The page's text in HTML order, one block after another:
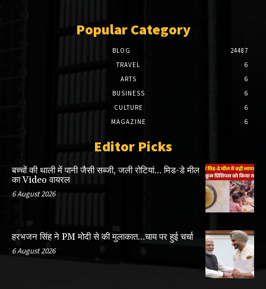
Popular Category
BLOG
24487
TRAVEL
6
ARTS
6
BUSINESS
6
CULTURE
6
MAGAZINE
6
Editor Picks
बच्चों की थाली में पानी जैसी सब्जी, जली रोटियां… मिड-डे मील
का Video वायरल
6 August 2026
हरभजन सिंह ने PM मोदी से की मुलाकात…चाय पर हुई चर्चा
6 August 2026